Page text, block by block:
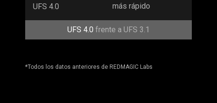
UFS 4.0
más rápido
UFS 4.0 frente a UFS 3.1
*Todos los datos anteriores de REDMAGIC Labs